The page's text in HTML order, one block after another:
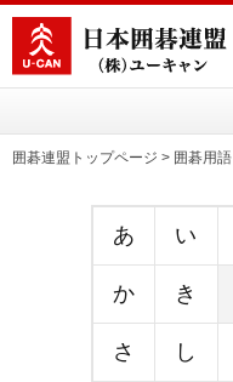
囲碁連盟トップページ > 囲碁用語
あ い
か き
さ し